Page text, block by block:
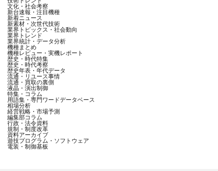
文化・社会考察
新台速報・注目機種
新着ニュース
新素材・次世代技術
業界トピックス・社会動向
業界トレンド
業界統計・データ分析
機種まとめ
機種レビュー・実機レポート
歴史・時代特集
歴史・時代考察
歴史年表・年代データ
流通・リユース事情
流通・買取の裏側
液晶・演出制御
特集・コラム
用語集・専門ワードデータベース
相場分析
経営戦略・市場予測
編集部コラム
行政・法令資料
規制・制度改革
資料アーカイブ
遊技プログラム・ソフトウェア
電装・制御基板